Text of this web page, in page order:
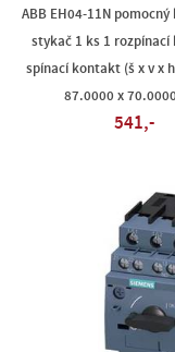
ABB EH04-11N
stykač 1 ks 1
spínací kontakt (š x v x
87.0000 x
541,-